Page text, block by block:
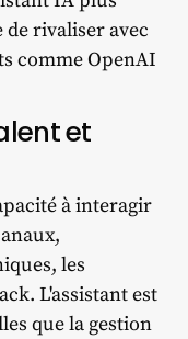
rivaliser avec
comme OpenAI
et
à interagir
les
L'assistant est
que la gestion